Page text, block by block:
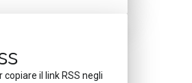
il link RSS negli